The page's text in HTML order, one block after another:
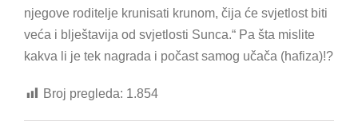
njegove roditelje krunisati krunom, čija će svjetlost biti
veća i blještavija od svjetlosti Sunca.“ Pa šta mislite
kakva li je tek nagrada i počast samog učača (hafiza)!?
Broj pregleda: 1.854